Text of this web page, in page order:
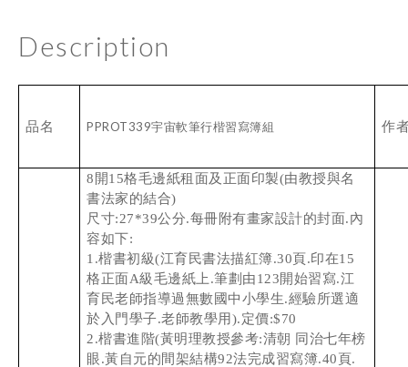
Description
品名 PPROT339宇宙軟筆行楷習寫簿組 作
8開15格毛邊紙租面及正面印製(由教授與名
書法家的結合)
尺寸:27*39公分.每冊附有畫家設計的封面.內
容如下:
1.楷書初級(江育民書法描紅簿.30頁.印在15
格正面A級毛邊紙上.筆劃由123開始習寫.江
育民老師指導過無數國中小學生.經驗所選適
於入門學子.老師教學用).定價:$70
2.楷書進階(黃明理教授參考:清朝 同治七年榜
眼.黃自元的間架結構92法完成習寫簿.40頁.